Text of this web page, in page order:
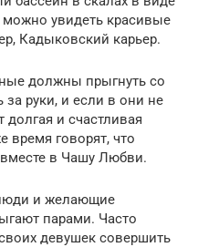
увидеть красивые
Кадыковский карьер.
должны прыгнуть со
руки, и если в они не
долгая и счастливая
время говорят, что
вместе в Чашу Любви.
и желающие
парами. Часто
девушек совершить